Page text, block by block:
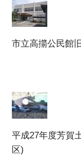
市立高擶公民館
平成27年度芳賀
区)